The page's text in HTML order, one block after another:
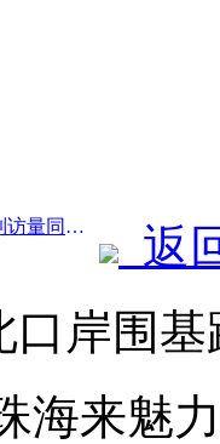
前一篇：上半年全球国际游客到访量同比增长5%
返
岸围基
海来魅